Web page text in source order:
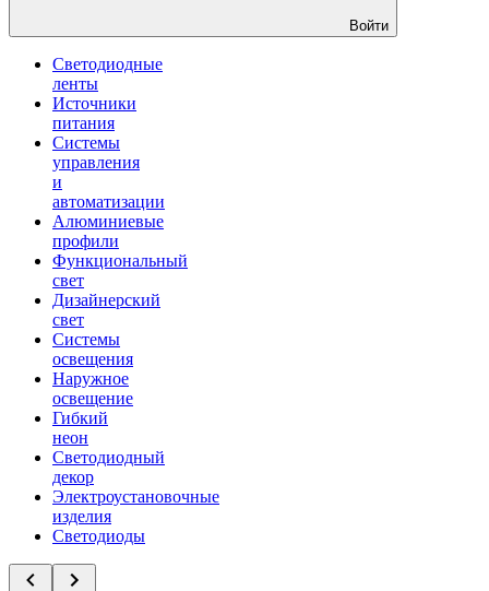
Войти
Светодиодные
ленты
Источники
питания
Системы
управления
и
автоматизации
Алюминиевые
профили
Функциональный
свет
Дизайнерский
свет
Системы
освещения
Наружное
освещение
Гибкий
неон
Светодиодный
декор
Электроустановочные
изделия
Светодиоды